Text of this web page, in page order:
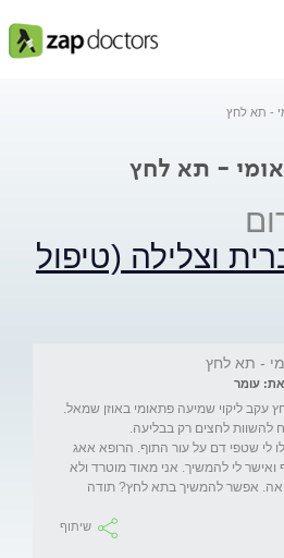
- תא לחץ
- תא לחץ
וצלילה (טיפול
- תא לחץ
עקב ליקוי שמיעה פתאומי באוזן שמאל.
והתגלו לי שטפי דם על עור התוף. הרופא אאג
לי להמשיך. אני מאוד מוטרד ולא
אפשר להמשיך בתא לחץ? תודה
שיתוף